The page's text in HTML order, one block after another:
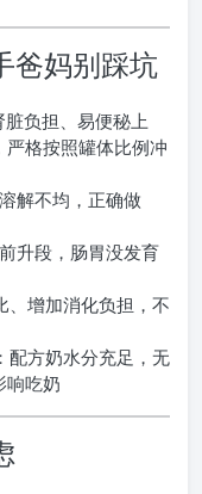
爸妈别踩坑
脏负担、易便秘上
格按照罐体比例冲
解不均，正确做
升段，肠胃没发育
、增加消化负担，不
：配方奶水分充足，无
响吃奶